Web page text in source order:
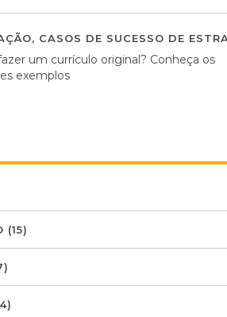
, CASOS DE SUCESSO DE
um currículo original? Conheça os
exemplos
(15)